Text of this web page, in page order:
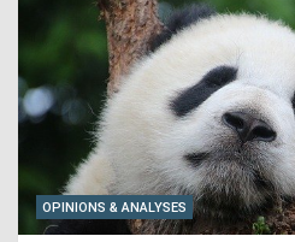
OPINIONS & ANALYSES